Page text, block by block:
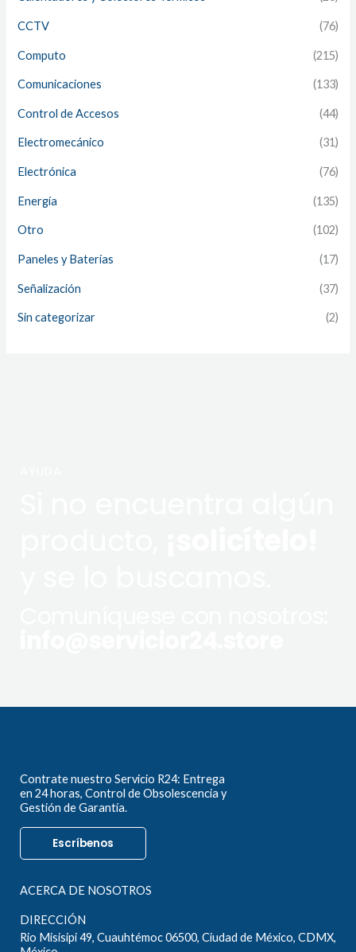
CCTV (76)
Computo (215)
Comunicaciones (133)
Control de Accesos (44)
Electromecánico (31)
Electrónica (76)
Energía (135)
Otro (102)
Paneles y Baterías (17)
Señalización (37)
Sin categorizar (2)
Contrate nuestro Servicio R24: Entrega
en 24 horas, Control de Obsolescencia y
Gestión de Garantía.
Escríbenos
ACERCA DE NOSOTROS
DIRECCIÓN
Rio Misisipi 49, Cuauhtémoc 06500, Ciudad de México, CDMX,